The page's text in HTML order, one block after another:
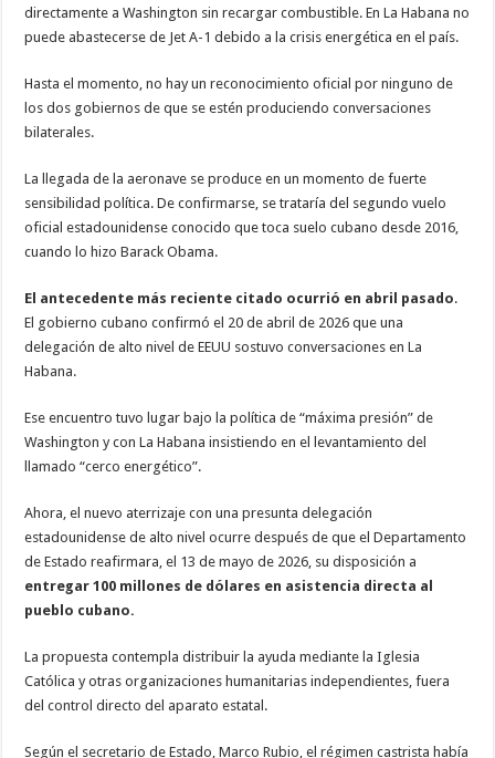
directamente a Washington sin recargar combustible. En La Habana no
puede abastecerse de Jet A-1 debido a la crisis energética en el país.
Hasta el momento, no hay un reconocimiento oficial por ninguno de
los dos gobiernos de que se estén produciendo conversaciones
bilaterales.
La llegada de la aeronave se produce en un momento de fuerte
sensibilidad política. De confirmarse, se trataría del segundo vuelo
oficial estadounidense conocido que toca suelo cubano desde 2016,
cuando lo hizo Barack Obama.
El antecedente más reciente citado ocurrió en abril pasado.
El gobierno cubano confirmó el 20 de abril de 2026 que una
delegación de alto nivel de EEUU sostuvo conversaciones en La
Habana.
Ese encuentro tuvo lugar bajo la política de “máxima presión” de
Washington y con La Habana insistiendo en el levantamiento del
llamado “cerco energético”.
Ahora, el nuevo aterrizaje con una presunta delegación
estadounidense de alto nivel ocurre después de que el Departamento
de Estado reafirmara, el 13 de mayo de 2026, su disposición a
entregar 100 millones de dólares en asistencia directa al
pueblo cubano.
La propuesta contempla distribuir la ayuda mediante la Iglesia
Católica y otras organizaciones humanitarias independientes, fuera
del control directo del aparato estatal.
Según el secretario de Estado, Marco Rubio, el régimen castrista había